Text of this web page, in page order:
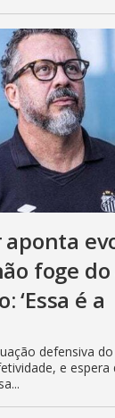
aponta
foge
‘Essa é a
defensiva
e espera